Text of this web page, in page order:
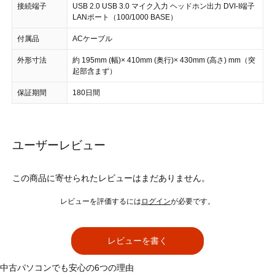
接続端子
USB 2.0 USB 3.0 マイク入力 ヘッドホン出力 DVI-I端子
LANポート（100/1000 BASE）
付属品 ACケーブル
外形寸法
約 195mm (幅)× 410mm (奥行)× 430mm (高さ) mm（突
起部含まず）
保証期間 180日間
ユーザーレビュー
この商品に寄せられたレビューはまだありません。
レビューを評価するには ログインが必要です。
レビューを書く
中古パソコンでも安心の6つの理由